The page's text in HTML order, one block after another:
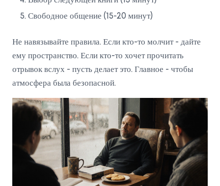
Свободное общение (15-20 минут)
Не навязывайте правила. Если кто-то молчит - дайте
ему пространство. Если кто-то хочет прочитать
отрывок вслух - пусть делает это. Главное - чтобы
атмосфера была безопасной.